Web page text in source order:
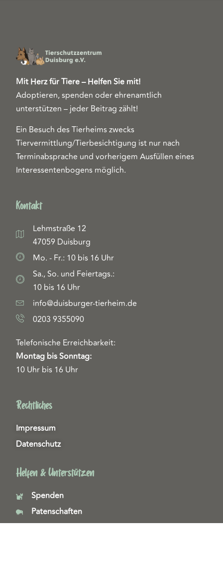
Mit Herz für Tiere – Helfen Sie mit!
Adoptieren, spenden oder ehrenamtlich
unterstützen – jeder Beitrag zählt!
Ein Besuch des Tierheims zwecks
Tiervermittlung/Tierbesichtigung ist nur nach
Terminabsprache und vorherigem Ausfüllen eines
Interessentenbogens möglich.
Kontakt
Lehmstraße 12
47059 Duisburg
Mo. - Fr.: 10 bis 16 Uhr
Sa., So. und Feiertags.:
10 bis 16 Uhr
info@duisburger-tierheim.de
0203 9355090
Telefonische Erreichbarkeit:
Montag bis Sonntag:
10 Uhr bis 16 Uhr
Rechtliches
Impressum
Datenschutz
Helfen & Unterstützen
Spenden
Patenschaften